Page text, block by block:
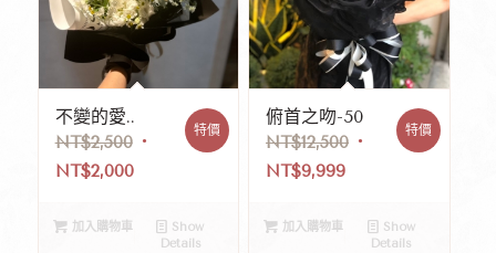
不變的愛..
NT$2,500
NT$2,000
特價
加入購物車
Show
Details
俯首之吻-50
NT$12,500
NT$9,999
特價
加入購物車
Show
Details